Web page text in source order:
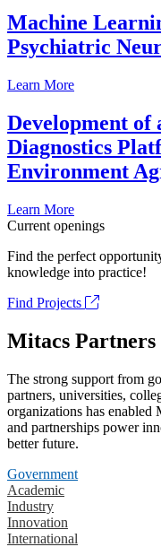
Machine
Psychiatric
Learn More
Development
Diagnostics
Environment
Learn More
Current openings
Find the perfect
knowledge into practice!
Find Projects
Mitacs Partners
The strong support from
partners, universities,
organizations has enabled
and partnerships power
better future.
Government
Academic
Industry
Innovation
International